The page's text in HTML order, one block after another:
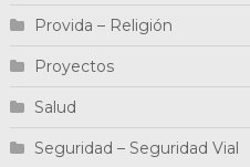
Provida – Religión
Proyectos
Salud
Seguridad – Seguridad Vial